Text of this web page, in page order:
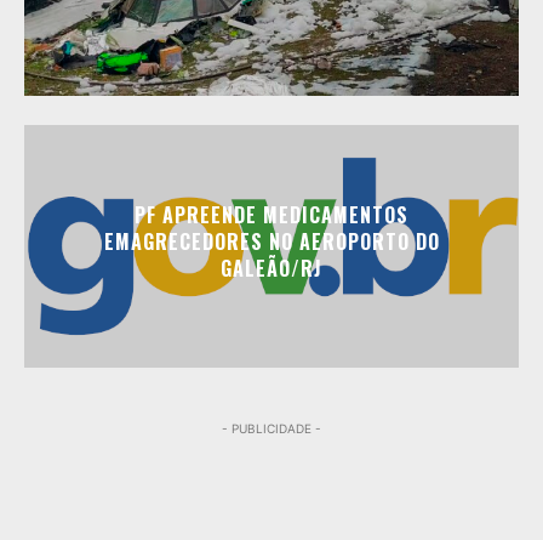
PF APREENDE MEDICAMENTOS
EMAGRECEDORES NO AEROPORTO DO
GALEÃO/RJ
- PUBLICIDADE -